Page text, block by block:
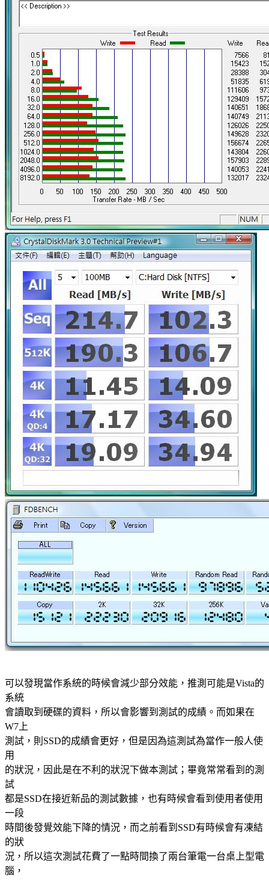
可以發現當作系統的時候會減少部分效能，推測可能是Vista的
系統
會讀取到硬碟的資料，所以會影響到測試的成績。而如果在
W7上
測試，則SSD的成績會更好，但是因為這測試為當作一般人使
用
的狀況，因此是在不利的狀況下做本測試；畢竟常常看到的測
試
都是SSD在接近新品的測試數據，也有時候會看到使用者使用
一段
時間後發覺效能下降的情況，而之前看到SSD有時候會有凍結
的狀
況，所以這次測試花費了一點時間換了兩台筆電一台桌上型電
腦，